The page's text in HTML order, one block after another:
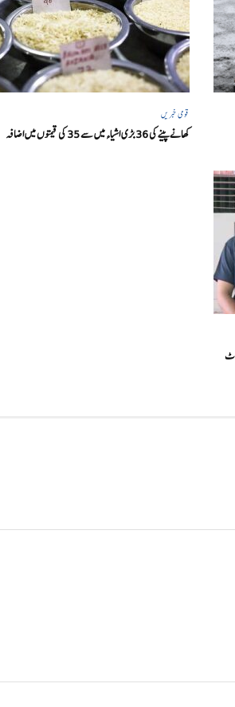
قومی خبریں
کھانے پینے کی 36 بڑی اشیاء میں سے 35 کی قیمتوں میں اضافہ